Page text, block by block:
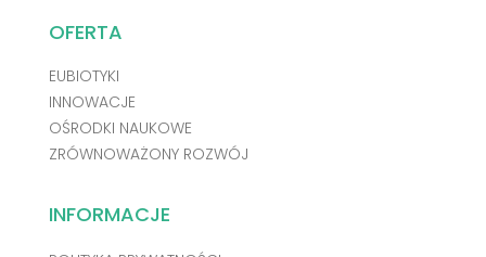
OFERTA
EUBIOTYKI
INNOWACJE
OŚRODKI NAUKOWE
ZRÓWNOWAŻONY ROZWÓJ
INFORMACJE